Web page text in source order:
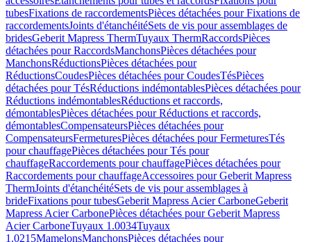
tubesFixations de raccordementsPièces détachées pour Fixations de
raccordementsJoints d'étanchéitéSets de vis pour assemblages de
bridesGeberit Mapress ThermTuyaux ThermRaccordsPièces
détachées pour RaccordsManchonsPièces détachées pour
ManchonsRéductionsPièces détachées pour
RéductionsCoudesPièces détachées pour CoudesTésPièces
détachées pour TésRéductions indémontablesPièces détachées pour
Réductions indémontablesRéductions et raccords,
démontablesPièces détachées pour Réductions et raccords,
démontablesCompensateursPièces détachées pour
CompensateursFermeturesPièces détachées pour FermeturesTés
pour chauffagePièces détachées pour Tés pour
chauffageRaccordements pour chauffagePièces détachées pour
Raccordements pour chauffageAccessoires pour Geberit Mapress
ThermJoints d'étanchéitéSets de vis pour assemblages à
brideFixations pour tubesGeberit Mapress Acier CarboneGeberit
Mapress Acier CarbonePièces détachées pour Geberit Mapress
Acier CarboneTuyaux 1.0034Tuyaux
1.0215MamelonsManchonsPièces détachées pour